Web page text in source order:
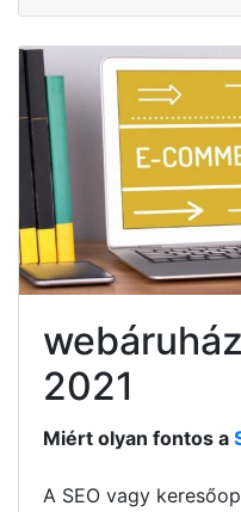
2021
Miért olyan fontos a
A SEO vagy